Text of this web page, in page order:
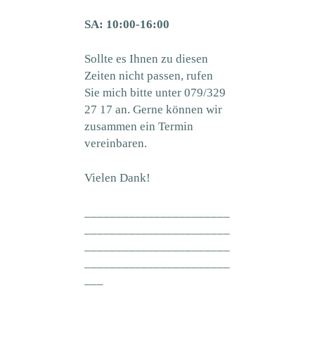
SA: 10:00-16:00
Sollte es Ihnen zu diesen
Zeiten nicht passen, rufen
Sie mich bitte unter 079/329
27 17 an. Gerne können wir
zusammen ein Termin
vereinbaren.
Vielen Dank!